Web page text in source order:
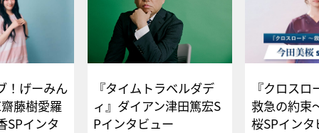
！げーみん
藤樹愛羅
SPインタ
『タイムトラベルダデ
ィ』ダイアン津田篤宏S
Pインタビュー
『クロス
救急の約束
桜SPイ